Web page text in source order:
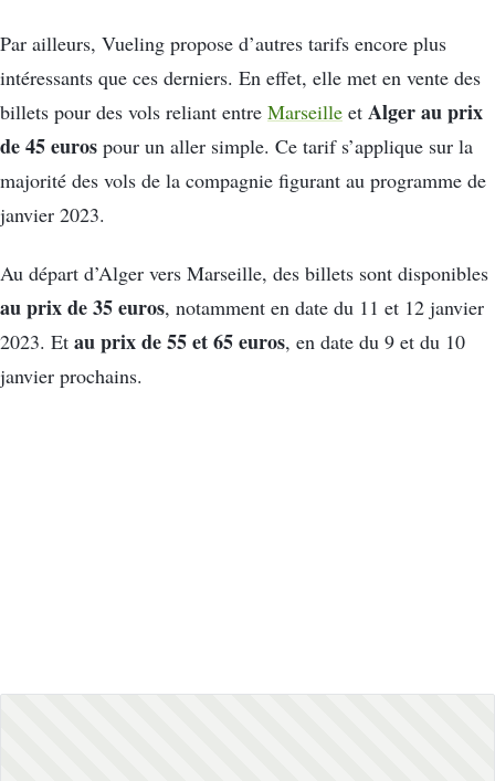
Par ailleurs, Vueling propose d’autres tarifs encore plus
intéressants que ces derniers. En effet, elle met en vente des
billets pour des vols reliant entre Marseille et Alger au prix
de 45 euros pour un aller simple. Ce tarif s’applique sur la
majorité des vols de la compagnie figurant au programme de
janvier 2023.
Au départ d’Alger vers Marseille, des billets sont disponibles
au prix de 35 euros, notamment en date du 11 et 12 janvier
2023. Et au prix de 55 et 65 euros, en date du 9 et du 10
janvier prochains.